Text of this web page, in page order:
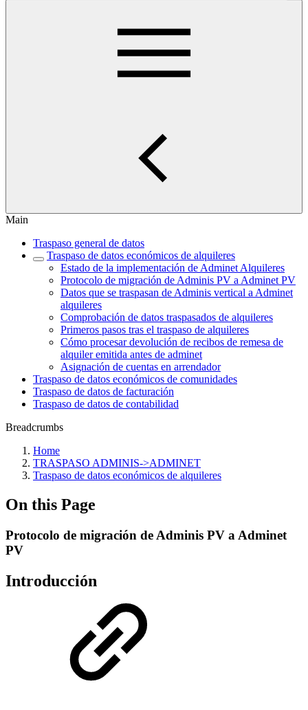
Main
Traspaso general de datos
Traspaso de datos económicos de alquileres
Estado de la implementación de Adminet Alquileres
Protocolo de migración de Adminis PV a Adminet PV
Datos que se traspasan de Adminis vertical a Adminet
alquileres
Comprobación de datos traspasados de alquileres
Primeros pasos tras el traspaso de alquileres
Cómo procesar devolución de recibos de remesa de
alquiler emitida antes de adminet
Asignación de cuentas en arrendador
Traspaso de datos económicos de comunidades
Traspaso de datos de facturación
Traspaso de datos de contabilidad
Breadcrumbs
Home
TRASPASO ADMINIS->ADMINET
Traspaso de datos económicos de alquileres
On this Page
Protocolo de migración de Adminis PV a Adminet
PV
Introducción